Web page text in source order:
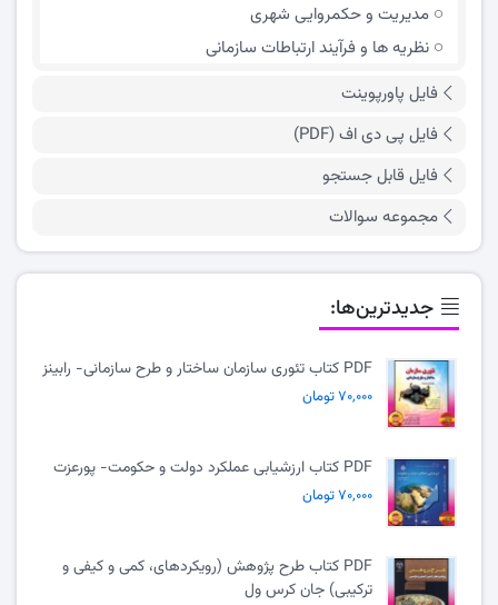
مدیریت و حکمروایی شهری
نظریه ها و فرآیند ارتباطات سازمانی
فایل پاورپوینت
فایل پی دی اف (PDF)
فایل قابل جستجو
مجموعه سوالات
جدیدترین‌ها:
PDF کتاب تئوری سازمان ساختار و طرح سازمانی- رابینز
۷۰,۰۰۰ تومان
PDF کتاب ارزشیابی عملکرد دولت و حکومت- پورعزت
۷۰,۰۰۰ تومان
PDF کتاب طرح پژوهش (رویکردهای، کمی و کیفی و
ترکیبی) جان کرس ول